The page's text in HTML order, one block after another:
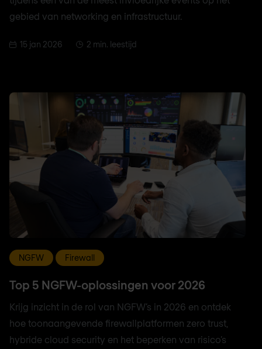
gebied van networking en infrastructuur.
15 jan 2026 2 min. leestijd
NGFW Firewall
Top 5 NGFW-oplossingen voor 2026
Krijg inzicht in de rol van NGFW’s in 2026 en ontdek
hoe toonaangevende firewallplatformen zero trust,
hybride cloud security en het beperken van risico’s